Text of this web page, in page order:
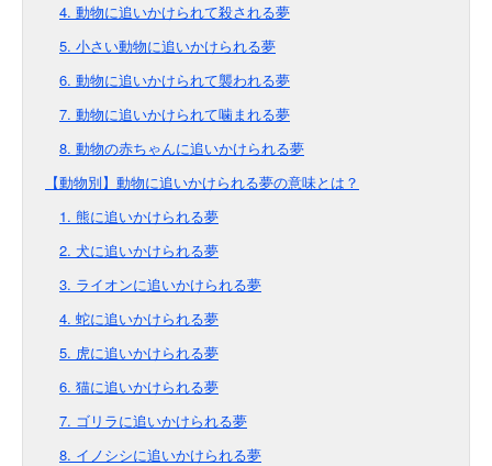
4. 動物に追いかけられて殺される夢
5. 小さい動物に追いかけられる夢
6. 動物に追いかけられて襲われる夢
7. 動物に追いかけられて噛まれる夢
8. 動物の赤ちゃんに追いかけられる夢
【動物別】動物に追いかけられる夢の意味とは？
1. 熊に追いかけられる夢
2. 犬に追いかけられる夢
3. ライオンに追いかけられる夢
4. 蛇に追いかけられる夢
5. 虎に追いかけられる夢
6. 猫に追いかけられる夢
7. ゴリラに追いかけられる夢
8. イノシシに追いかけられる夢